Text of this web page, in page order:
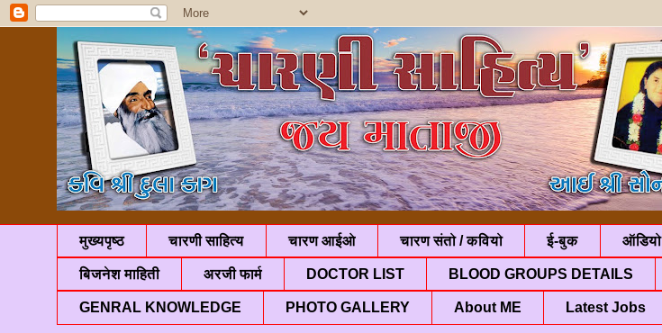
मुख्यपृष्ठ चारणी साहित्य चारण आईओ चारण संतो / कवियो ई-बुक ऑडियो
बिजनेश माहिती अरजी फार्म DOCTOR LIST BLOOD GROUPS DETAILS
GENRAL KNOWLEDGE PHOTO GALLERY About ME Latest Jobs